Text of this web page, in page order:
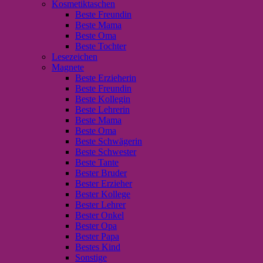
Kosmetiktaschen
Beste Freundin
Beste Mama
Beste Oma
Beste Tochter
Lesezeichen
Magnete
Beste Erzieherin
Beste Freundin
Beste Kollegin
Beste Lehrerin
Beste Mama
Beste Oma
Beste Schwägerin
Beste Schwester
Beste Tante
Bester Bruder
Bester Erzieher
Bester Kollege
Bester Lehrer
Bester Onkel
Bester Opa
Bester Papa
Bestes Kind
Sonstige